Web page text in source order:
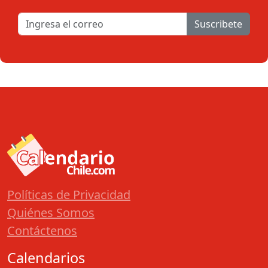
Suscribete
Políticas de Privacidad
Quiénes Somos
Contáctenos
Calendarios